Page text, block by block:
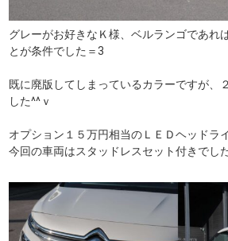
グレーがお好きなＫ様、ベルランゴであれ
とが条件でした＝3
既に廃版してしまっているカラーですが、
した^^ｖ
オプション１５万円相当のＬＥＤヘッドラ
今回の車両はスタッドレスセット付きでし